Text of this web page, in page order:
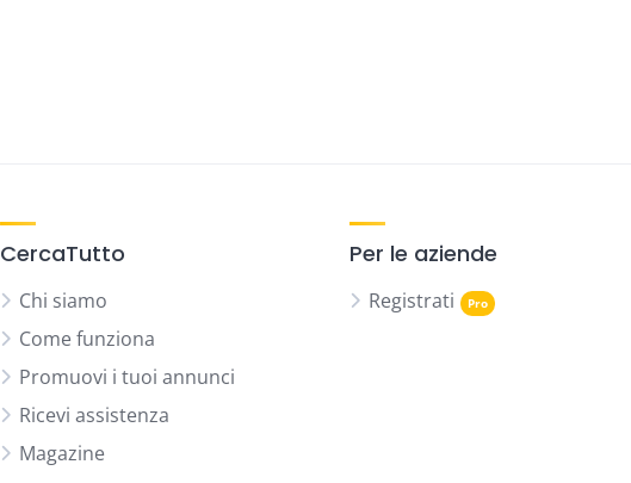
CercaTutto
Chi siamo
Come funziona
Promuovi i tuoi annunci
Ricevi assistenza
Magazine
Per le aziende
Registrati